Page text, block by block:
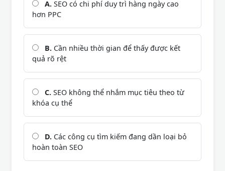
A. SEO có chi phí duy trì hàng ngày cao
hơn PPC
B. Cần nhiều thời gian để thấy được kết
quả rõ rệt
C. SEO không thể nhắm mục tiêu theo từ
khóa cụ thể
D. Các công cụ tìm kiếm đang dần loại bỏ
hoàn toàn SEO